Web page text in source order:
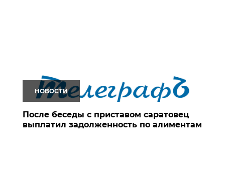
НОВОСТИ
После беседы с приставом саратовец
выплатил задолженность по алиментам